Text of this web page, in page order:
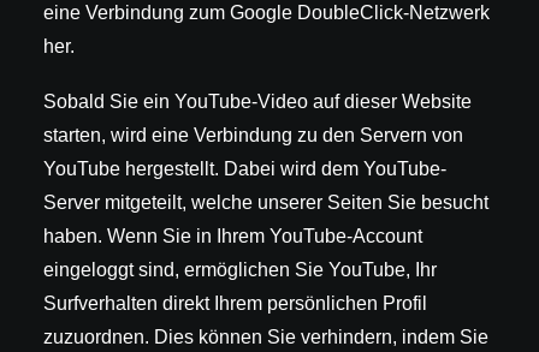
eine Verbindung zum Google DoubleClick-Netzwerk
her.
Sobald Sie ein YouTube-Video auf dieser Website
starten, wird eine Verbindung zu den Servern von
YouTube hergestellt. Dabei wird dem YouTube-
Server mitgeteilt, welche unserer Seiten Sie besucht
haben. Wenn Sie in Ihrem YouTube-Account
eingeloggt sind, ermöglichen Sie YouTube, Ihr
Surfverhalten direkt Ihrem persönlichen Profil
zuzuordnen. Dies können Sie verhindern, indem Sie